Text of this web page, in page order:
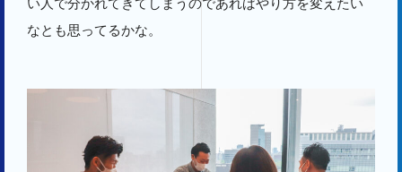
い人で分かれてきてしまうのであればやり方を変えたい
なとも思ってるかな。